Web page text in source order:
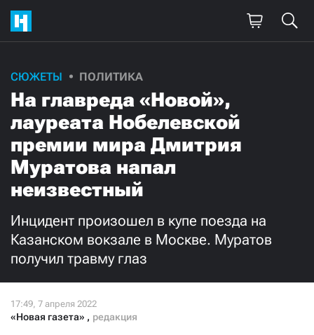
СЮЖЕТЫ ПОЛИТИКА
На главреда «Новой»,
лауреата Нобелевской
премии мира Дмитрия
Муратова напал
неизвестный
Инцидент произошел в купе поезда на
Казанском вокзале в Москве. Муратов
получил травму глаз
«Новая газета» , редакция